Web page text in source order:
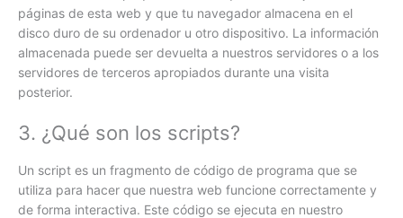
páginas de esta web y que tu navegador almacena en el
disco duro de su ordenador u otro dispositivo. La información
almacenada puede ser devuelta a nuestros servidores o a los
servidores de terceros apropiados durante una visita
posterior.
3. ¿Qué son los scripts?
Un script es un fragmento de código de programa que se
utiliza para hacer que nuestra web funcione correctamente y
de forma interactiva. Este código se ejecuta en nuestro